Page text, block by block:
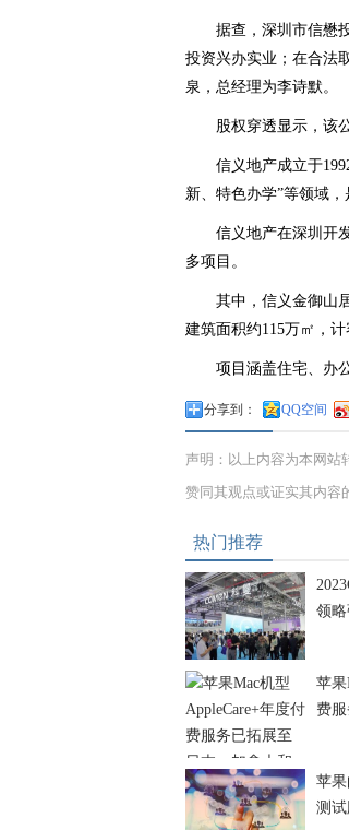
据查，深圳市信懋
投资兴办实业；在合法
泉，总经理为李诗默。
股权穿透显示，该
信义地产成立于
新、特色办学”等领域
信义地产在深圳开
多项目。
其中，信义金御山
建筑面积约115万㎡，
项目涵盖住宅、办
分享到： QQ空间
声明：以上内容为本网站
赞同其观点或证实其内容
热门推荐
领
苹果
费
苹果
测试